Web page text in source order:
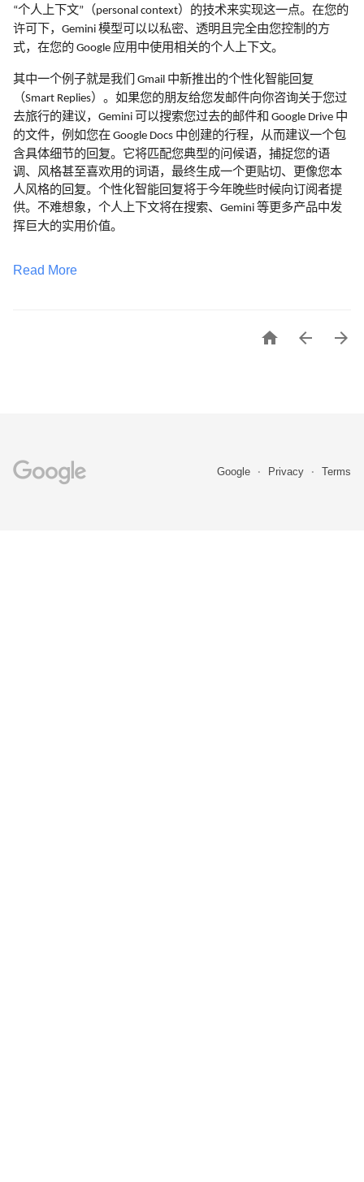
“个人上下文” （personal context）的技术来实现这一点。在您的
许可下， Gemini 模型可以以私密、透明且完全由您控制的方
式，在您的 Google 应用中使用相关的个人上下文。
其中一个例子就是我们 Gmail 中新推出的个性化智能回复
（Smart Replies）。如果您的朋友给您发邮件向你咨询关于您过
去旅行的建议， Gemini 可以搜索您过去的邮件和 Google Drive 中
的文件，例如您在 Google Docs 中创建的行程，从而建议一个包
含具体细节的回复。它将匹配您典型的问候语，捕捉您的语
调、风格甚至喜欢用的词语，最终生成一个更贴切、更像您本
人风格的回复。个性化智能回复将于今年晚些时候向订阅者提
供。不难想象，个人上下文将在搜索、 Gemini 等更多产品中发
挥巨大的实用价值。
Read More
  
Google Privacy Terms